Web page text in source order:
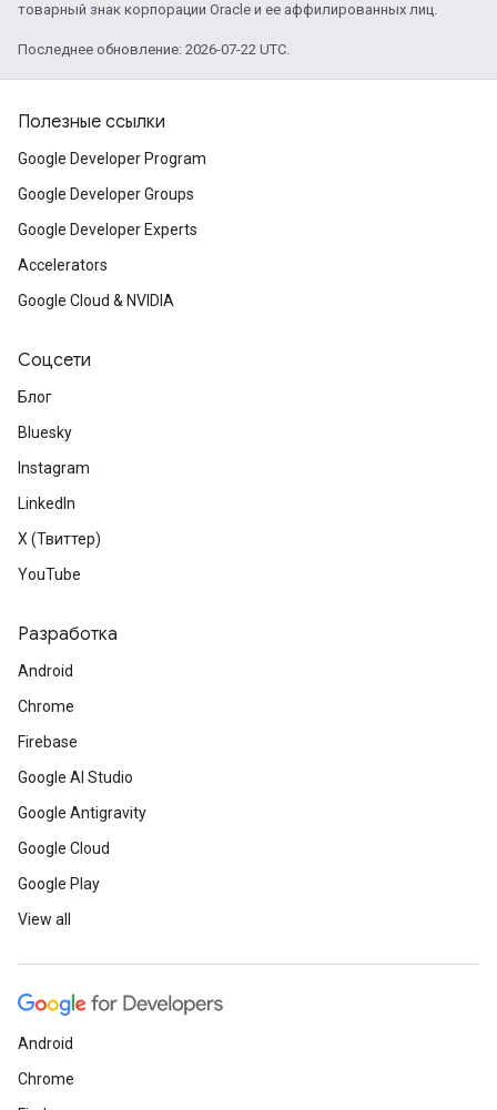
товарный знак корпорации Oracle и ее аффилированных лиц.
Последнее обновление: 2026-07-22 UTC.
Полезные ссылки
Google Developer Program
Google Developer Groups
Google Developer Experts
Accelerators
Google Cloud & NVIDIA
Соцсети
Блог
Bluesky
Instagram
LinkedIn
X (Твиттер)
YouTube
Разработка
Android
Chrome
Firebase
Google AI Studio
Google Antigravity
Google Cloud
Google Play
View all
Android
Chrome